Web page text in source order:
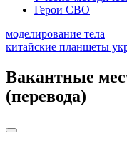
Герои СВО
моделирование тела
китайские планшеты
Вакантные
(перевода)